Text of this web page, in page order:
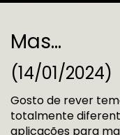
Mas…
(14/01/2024)
Gosto de rever
totalmente
aplicações para